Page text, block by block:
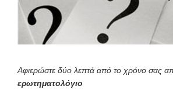
Αφιερώστε δύο λεπτά από το χρόνο σας
ερωτηματολόγιο